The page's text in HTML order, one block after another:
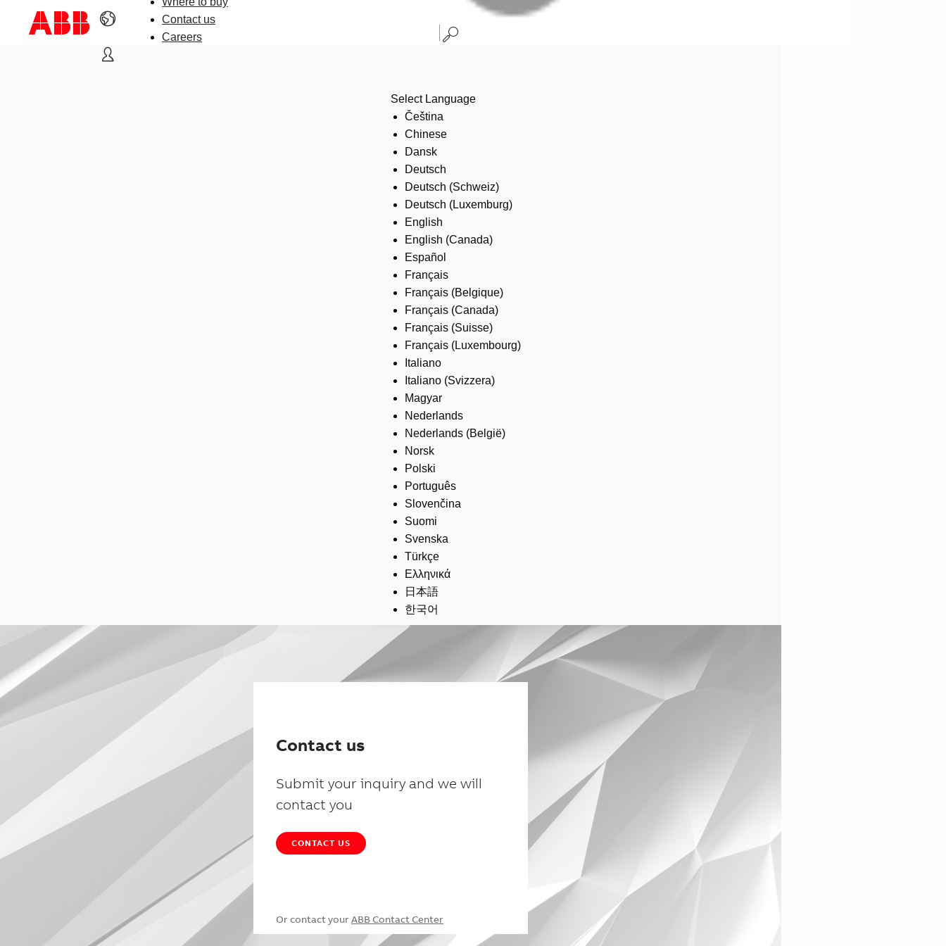
Contact us
Careers
Select Language
Čeština
Chinese
Dansk
Deutsch
Deutsch (Schweiz)
Deutsch (Luxemburg)
English
English (Canada)
Español
Français
Français (Belgique)
Français (Canada)
Français (Suisse)
Français (Luxembourg)
Italiano
Italiano (Svizzera)
Magyar
Nederlands
Nederlands (België)
Norsk
Polski
Português
Slovenčina
Suomi
Svenska
Türkçe
Ελληνικά
日本語
한국어
Contact us
Submit your inquiry and we will
contact you
CONTACT US
Or contact your ABB Contact Center